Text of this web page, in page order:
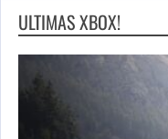
ULTIMAS XBOX!